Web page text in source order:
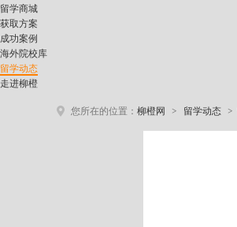
留学商城
获取方案
成功案例
海外院校库
留学动态
走进柳橙
您所在的位置： 柳橙网 > 留学动态 >